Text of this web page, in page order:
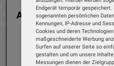
Alle Tests der Marke:
Einzeltest
Endgerät temporär gespeichert.
sogenannten persönlichen
Kennungen, IP-Adresse und
Cookies und deren
maßgeschneiderte Werbung
Surfen auf unserer Seite so
gestalten und um unsere
Messungen dienen der